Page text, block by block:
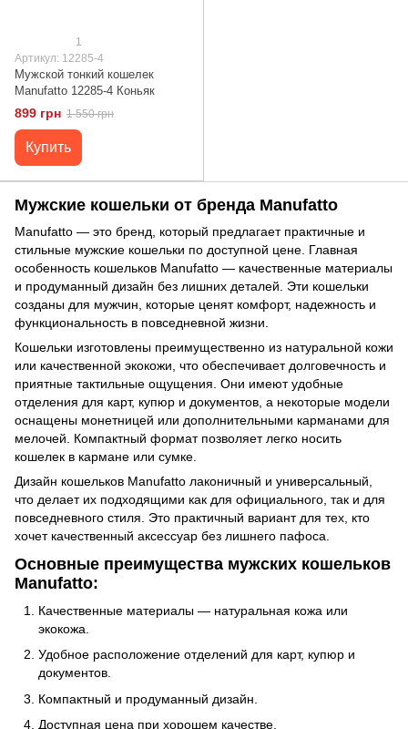
1
Артикул: 12285-4
Мужской тонкий кошелек
Manufatto 12285-4 Коньяк
899 грн 1 550 грн
Купить
Мужские кошельки от бренда Manufatto
Manufatto — это бренд, который предлагает практичные и
стильные мужские кошельки по доступной цене. Главная
особенность кошельков Manufatto — качественные материалы
и продуманный дизайн без лишних деталей. Эти кошельки
созданы для мужчин, которые ценят комфорт, надежность и
функциональность в повседневной жизни.
Кошельки изготовлены преимущественно из натуральной кожи
или качественной экокожи, что обеспечивает долговечность и
приятные тактильные ощущения. Они имеют удобные
отделения для карт, купюр и документов, а некоторые модели
оснащены монетницей или дополнительными карманами для
мелочей. Компактный формат позволяет легко носить
кошелек в кармане или сумке.
Дизайн кошельков Manufatto лаконичный и универсальный,
что делает их подходящими как для официального, так и для
повседневного стиля. Это практичный вариант для тех, кто
хочет качественный аксессуар без лишнего пафоса.
Основные преимущества мужских кошельков
Manufatto:
Качественные материалы — натуральная кожа или
экокожа.
Удобное расположение отделений для карт, купюр и
документов.
Компактный и продуманный дизайн.
Доступная цена при хорошем качестве.